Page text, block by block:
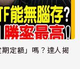
定額」嗎？達人揭